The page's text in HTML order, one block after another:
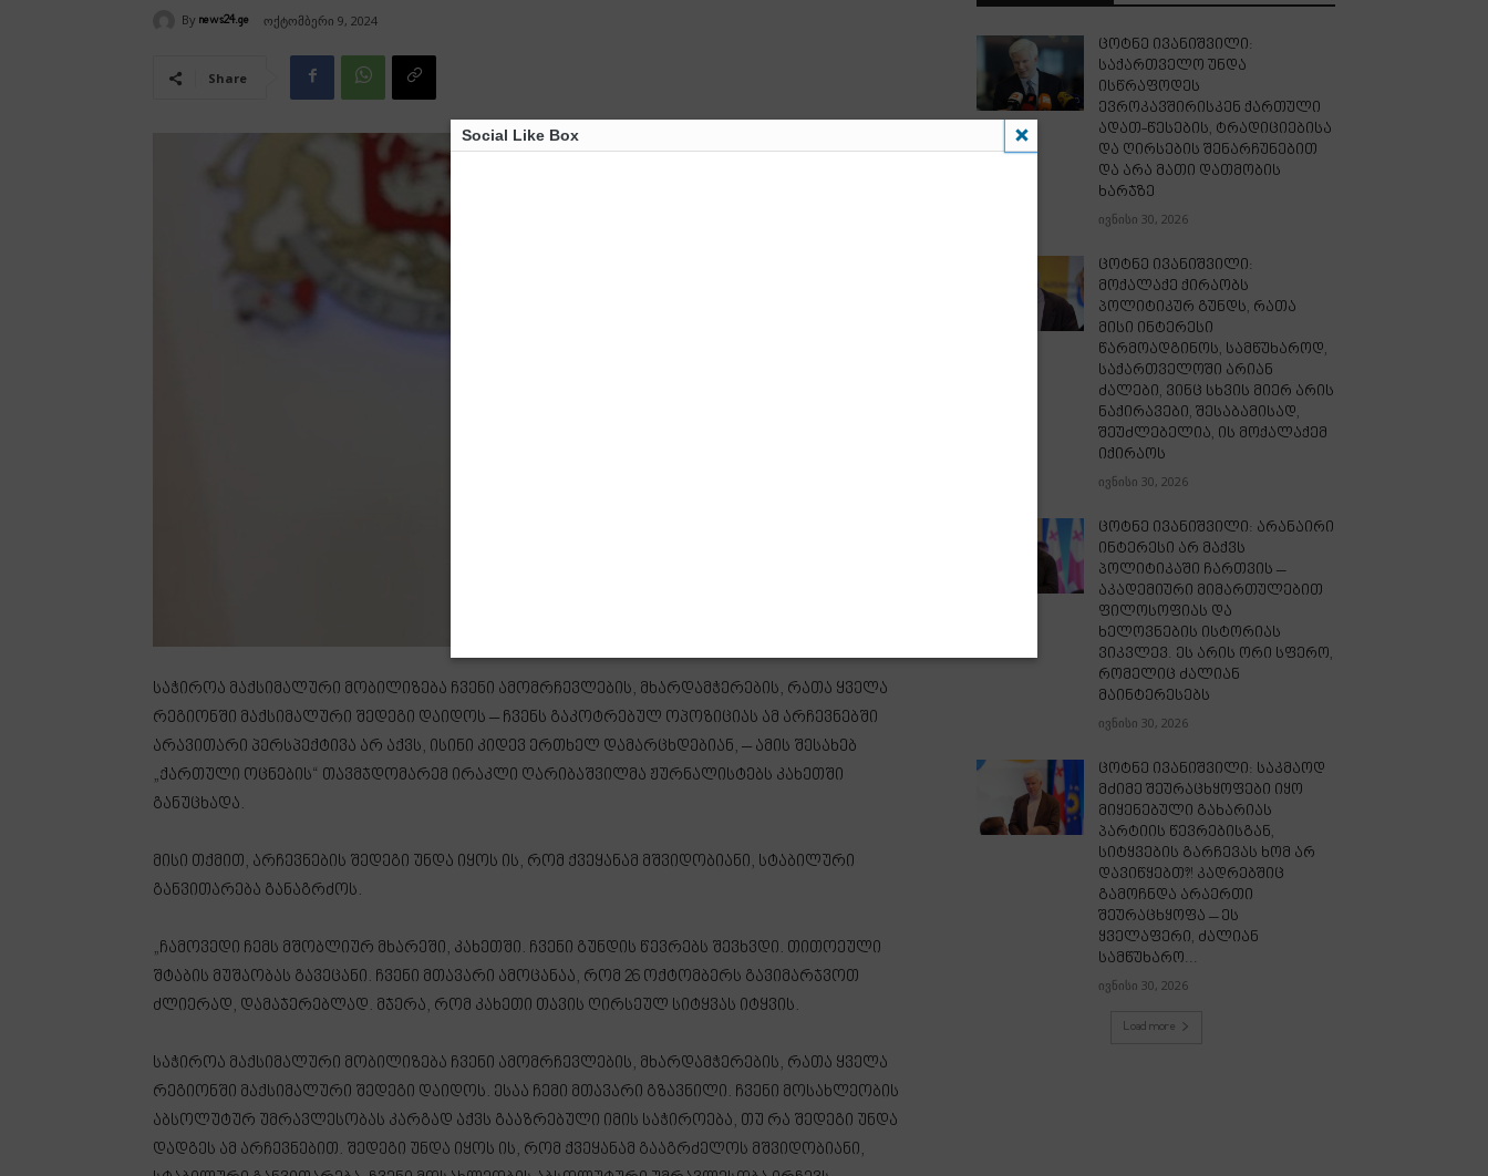
By news24.ge ოქტომბერი 9, 2024
Share
საჭიროა მაქსიმალური მობილიზება ჩვენი ამომრჩევლების, მხარდამჭერების, რათა ყველა
რეგიონში მაქსიმალური შედეგი დაიდოს – ჩვენს გაკოტრებულ ოპოზიციას ამ არჩევნებში
არავითარი პერსპექტივა არ აქვს, ისინი კიდევ ერთხელ დამარცხდებიან, – ამის შესახებ
„ქართული ოცნების“ თავმჯდომარემ ირაკლი ღარიბაშვილმა ჟურნალისტებს კახეთში
განუცხადა.
მისი თქმით, არჩევნების შედეგი უნდა იყოს ის, რომ ქვეყანამ მშვიდობიანი, სტაბილური
განვითარება განაგრძოს.
„ჩამოვედი ჩემს მშობლიურ მხარეში, კახეთში. ჩვენი გუნდის წევრებს შევხვდი. თითოეული
შტაბის მუშაობას გავეცანი. ჩვენი მთავარი ამოცანაა, რომ 26 ოქტომბერს გავიმარჯვოთ
ძლიერად, დამაჯერებლად. მჯერა, რომ კახეთი თავის ღირსეულ სიტყვას იტყვის.
საჭიროა მაქსიმალური მობილიზება ჩვენი ამომრჩევლების, მხარდამჭერების, რათა ყველა
რეგიონში მაქსიმალური შედეგი დაიდოს. ესაა ჩემი მთავარი გზავნილი. ჩვენი მოსახლეობის
აბსოლუტურ უმრავლესობას კარგად აქვს გააზრებული იმის საჭიროება, თუ რა შედეგი უნდა
დადგეს ამ არჩევნებით. შედეგი უნდა იყოს ის, რომ ქვეყანამ გააგრძელოს მშვიდობიანი,
ცოტნე ივანიშვილი:
საქართველო უნდა
ისწრაფოდეს
ევროკავშირისკენ ქართული
ადათ-წესების, ტრადიციებისა
და ღირსების შენარჩუნებით
და არა მათი დათმობის
ხარჯზე
ივნისი 30, 2026
ცოტნე ივანიშვილი:
მოქალაქე ქირაობს
პოლიტიკურ გუნდს, რათა
მისი ინტერესი
წარმოადგინოს, სამწუხაროდ,
საქართველოში არიან
ძალები, ვინც სხვის მიერ არის
ნაქირავები, შესაბამისად,
შეუძლებელია, ის მოქალაქემ
იქირაოს
ივნისი 30, 2026
ცოტნე ივანიშვილი: არანაირი
ინტერესი არ მაქვს
პოლიტიკაში ჩართვის –
აკადემიური მიმართულებით
ფილოსოფიას და
ხელოვნების ისტორიას
ვიკვლევ. ეს არის ორი სფერო,
რომელიც ძალიან
მაინტერესებს
ივნისი 30, 2026
ცოტნე ივანიშვილი: საკმაოდ
მძიმე შეურაცხყოფები იყო
მიყენებული გახარიას
პარტიის წევრებისგან,
სიტყვების გარჩევას ხომ არ
დავიწყებთ?! კადრებშიც
გამოჩნდა არაერთი
შეურაცხყოფა – ეს
ყველაფერი, ძალიან
სამწუხარო...
ივნისი 30, 2026
Load more
Social Like Box